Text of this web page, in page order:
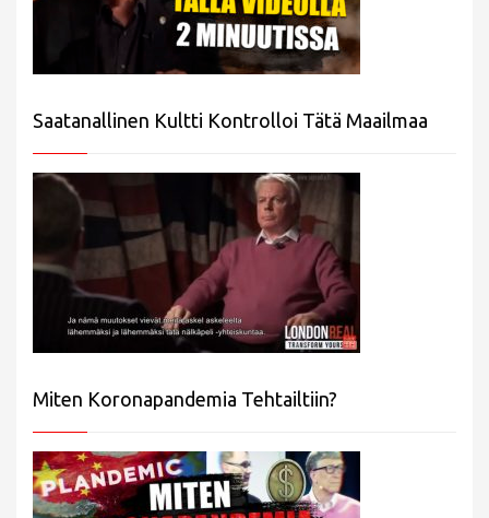
Saatanallinen Kultti Kontrolloi Tätä Maailmaa
Miten Koronapandemia Tehtailtiin?